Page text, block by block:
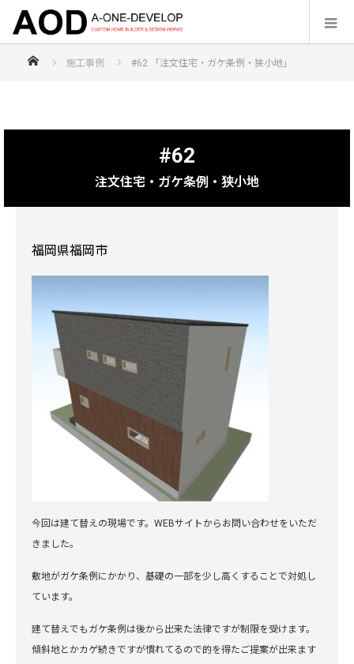
福岡の注文住宅なら【株式会社エーワンディヴェロップ】
施工事例 #62 「注文住宅・ガケ条例・狭小地」
#62
注文住宅・ガケ条例・狭小地
福岡県福岡市
今回は建て替えの現場です。WEBサイトからお問い合わせをいただ
きました。
敷地がガケ条例にかかり、基礎の一部を少し高くすることで対処し
ています。
建て替えでもガケ条例は後から出来た法律ですが制限を受けます。
傾斜地とかカゲ続きですが慣れてるので的を得たご提案が出来ます